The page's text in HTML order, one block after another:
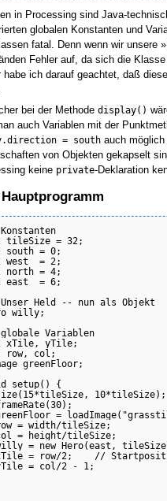
in Processing sind Java-
globalen Konstanten und
fatal. Denn wenn wir unsere
Fehler auf, da sich die
habe ich darauf geachtet, daß
bei der Methode display()
auch Variablen mit der
= southauch möglich
von Objekten gekapselt
keine private-Deklaration
Hauptprogramm
tileSize = 32;
south = 0;
west  = 2;
north = 4;
east  = 6;
Held -- nun als Objekt
willy;
Variablen
xTile, yTile;
row, col;
greenFloor;
setup() {
10*tileSize);
=
= width/tileSize;
= height/tileSize;
= new Hero(east,
= row/2;    //
= col/2 - 1;